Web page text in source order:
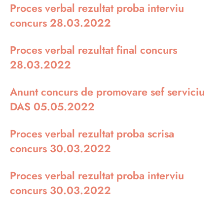
Proces verbal rezultat proba interviu
concurs 28.03.2022
Proces verbal rezultat final concurs
28.03.2022
Anunt concurs de promovare sef serviciu
DAS 05.05.2022
Proces verbal rezultat proba scrisa
concurs 30.03.2022
Proces verbal rezultat proba interviu
concurs 30.03.2022